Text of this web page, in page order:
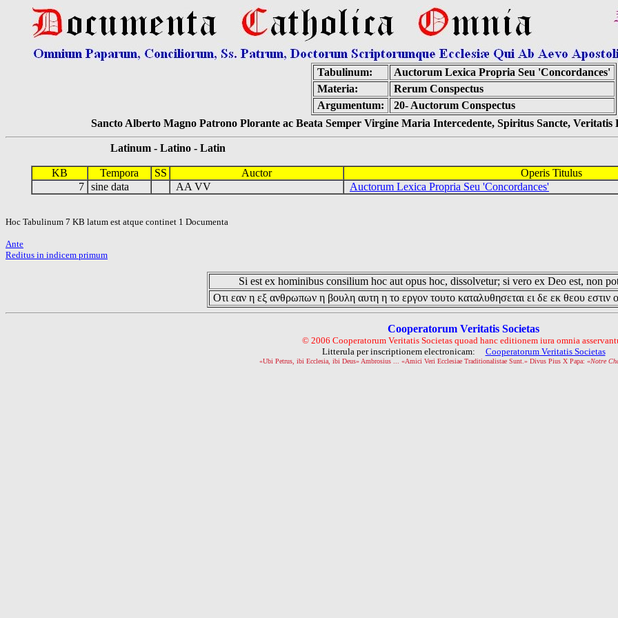
Tabulinum:
Auctorum Lexica Propria Seu 'Concordances'
Materia:
Rerum Conspectus
Argumentum:
20- Auctorum Conspectus
Sancto Alberto Magno Patrono Plorante ac Beata Semper Virgine Maria Intercedente, Spiritus Sancte,
Latinum - Latino - Latin
KB Tempora SS Auctor Operis Titulus
7 sine data AA VV Auctorum Lexica Propria Seu 'Concordances'
Hoc Tabulinum 7 KB latum est atque continet 1 Documenta
Ante
Reditus in indicem primum
Si est ex hominibus consilium hoc aut opus hoc, dissolvetur; si vero ex Deo est, non
Οτι εαν η εξ ανθρωπων η βουλη αυτη η το εργον τουτο καταλυθησεται ει δε εκ θεου εστιν
Cooperatorum Veritatis Societas
© 2006 Cooperatorum Veritatis Societas quoad hanc editionem iura omnia
Litterula per inscriptionem electronicam: Cooperatorum Veritatis Societas
«Ubi Petrus, ibi Ecclesia, ibi Deus» Ambrosius ... «Amici Veri Ecclesiae Traditionalistae Sunt.» Divus Pius X Papa: «Notre